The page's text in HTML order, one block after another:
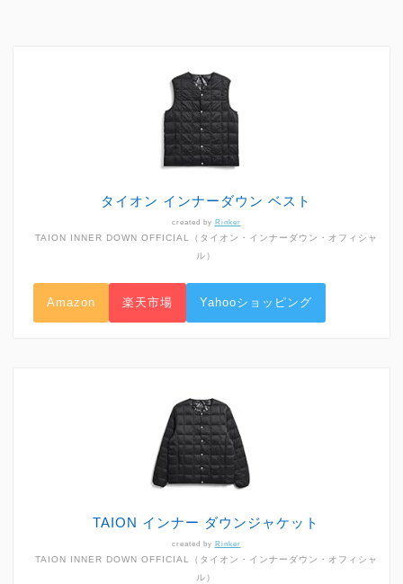
タイオン インナーダウン ベスト
created by Rinker
TAION INNER DOWN OFFICIAL（タイオン・インナーダウン・オフィシャ
ル）
Amazon 楽天市場 Yahooショッピング
TAION インナー ダウンジャケット
created by Rinker
TAION INNER DOWN OFFICIAL（タイオン・インナーダウン・オフィシャ
ル）